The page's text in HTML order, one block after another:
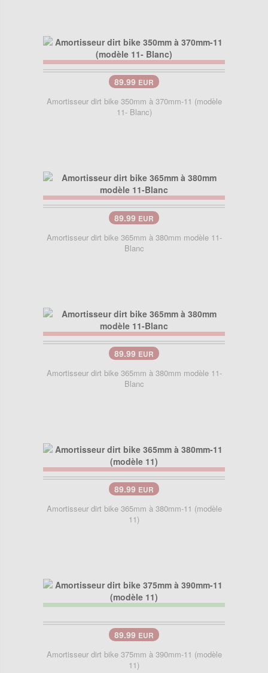
89.99 EUR
Amortisseur dirt bike 350mm à 370mm-11 (modèle
11- Blanc)
89.99 EUR
Amortisseur dirt bike 365mm à 380mm modèle 11-
Blanc
89.99 EUR
Amortisseur dirt bike 365mm à 380mm modèle 11-
Blanc
89.99 EUR
Amortisseur dirt bike 365mm à 380mm-11 (modèle
11)
89.99 EUR
Amortisseur dirt bike 375mm à 390mm-11 (modèle
11)